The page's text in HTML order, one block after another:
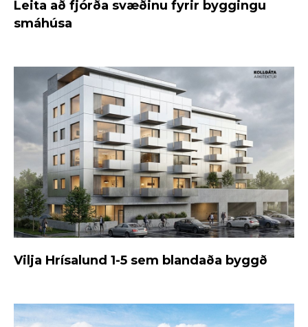
Leita að fjórða svæðinu fyrir byggingu
smáhúsa
Vilja Hrísalund 1-5 sem blandaða byggð